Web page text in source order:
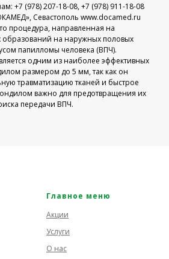
+7 (978) 207-18-08, +7 (978) 911-18-08
Севастополь www.docamed.ru
процедура, направленная на
образований на наружных половых
папилломы человека (ВПЧ).
одним из наиболее эффективных
размером до 5 мм, так как он
травматизацию тканей и быстрое
важно для предотвращения их
передачи ВПЧ.
Главное меню
Акции
Услуги
О нас